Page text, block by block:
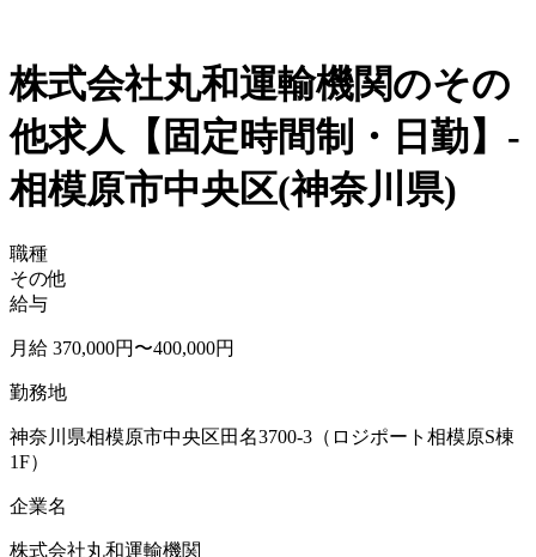
株式会社丸和運輸機関のその
他求人【固定時間制・日勤】-
相模原市中央区(神奈川県)
職種
その他
給与
月給 370,000円〜400,000円
勤務地
神奈川県相模原市中央区田名3700-3（ロジポート相模原S棟
1F）
企業名
株式会社丸和運輸機関